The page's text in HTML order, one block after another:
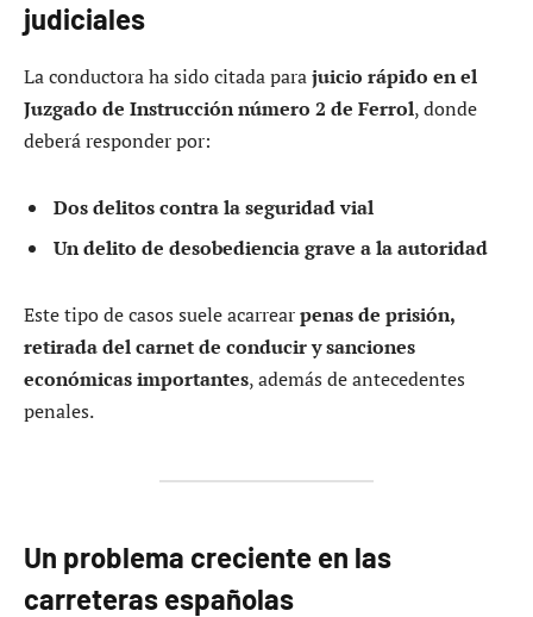
judiciales
La conductora ha sido citada parajuicio rápido en el
Juzgado de Instrucción número 2 de Ferrol, donde
deberá responder por:
Dos delitos contra la seguridad vial
Un delito de desobediencia grave a la autoridad
Este tipo de casos suele acarrearpenas de prisión,
retirada del carnet de conducir y sanciones
económicas importantes, además de antecedentes
penales.
Un problema creciente en las
carreteras españolas